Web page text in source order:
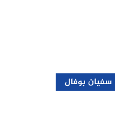
سفيان بوفال